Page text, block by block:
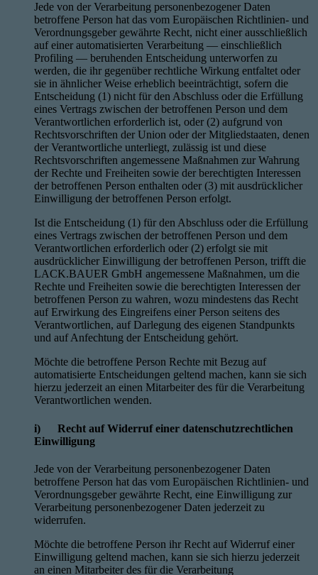
Jede von der Verarbeitung personenbezogener Daten
betroffene Person hat das vom Europäischen Richtlinien- und
Verordnungsgeber gewährte Recht, nicht einer ausschließlich
auf einer automatisierten Verarbeitung — einschließlich
Profiling — beruhenden Entscheidung unterworfen zu
werden, die ihr gegenüber rechtliche Wirkung entfaltet oder
sie in ähnlicher Weise erheblich beeinträchtigt, sofern die
Entscheidung (1) nicht für den Abschluss oder die Erfüllung
eines Vertrags zwischen der betroffenen Person und dem
Verantwortlichen erforderlich ist, oder (2) aufgrund von
Rechtsvorschriften der Union oder der Mitgliedstaaten, denen
der Verantwortliche unterliegt, zulässig ist und diese
Rechtsvorschriften angemessene Maßnahmen zur Wahrung
der Rechte und Freiheiten sowie der berechtigten Interessen
der betroffenen Person enthalten oder (3) mit ausdrücklicher
Einwilligung der betroffenen Person erfolgt.
Ist die Entscheidung (1) für den Abschluss oder die Erfüllung
eines Vertrags zwischen der betroffenen Person und dem
Verantwortlichen erforderlich oder (2) erfolgt sie mit
ausdrücklicher Einwilligung der betroffenen Person, trifft die
LACK.BAUER GmbH angemessene Maßnahmen, um die
Rechte und Freiheiten sowie die berechtigten Interessen der
betroffenen Person zu wahren, wozu mindestens das Recht
auf Erwirkung des Eingreifens einer Person seitens des
Verantwortlichen, auf Darlegung des eigenen Standpunkts
und auf Anfechtung der Entscheidung gehört.
Möchte die betroffene Person Rechte mit Bezug auf
automatisierte Entscheidungen geltend machen, kann sie sich
hierzu jederzeit an einen Mitarbeiter des für die Verarbeitung
Verantwortlichen wenden.
i) Recht auf Widerruf einer datenschutzrechtlichen
Einwilligung
Jede von der Verarbeitung personenbezogener Daten
betroffene Person hat das vom Europäischen Richtlinien- und
Verordnungsgeber gewährte Recht, eine Einwilligung zur
Verarbeitung personenbezogener Daten jederzeit zu
widerrufen.
Möchte die betroffene Person ihr Recht auf Widerruf einer
Einwilligung geltend machen, kann sie sich hierzu jederzeit
an einen Mitarbeiter des für die Verarbeitung